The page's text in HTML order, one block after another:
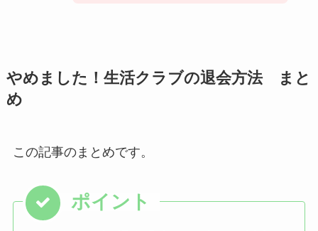
やめました！生活クラブの退会方法 まと
め
この記事のまとめです。